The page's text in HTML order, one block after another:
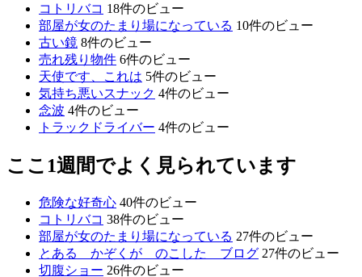
コトリバコ 18件のビュー
部屋が女のたまり場になっている 10件のビュー
古い鏡 8件のビュー
売れ残り物件 6件のビュー
天使です、これは 5件のビュー
気持ち悪いスナック 4件のビュー
念波 4件のビュー
トラックドライバー 4件のビュー
ここ1週間でよく見られています
危険な好奇心 40件のビュー
コトリバコ 38件のビュー
部屋が女のたまり場になっている 27件のビュー
とある かぞくが のこした ブログ 27件のビュー
切腹ショー 26件のビュー